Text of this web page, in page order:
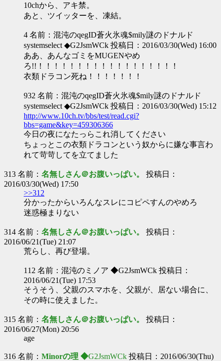
10chから、アキ禁。
あと、ツイッターを、凍結。
4 名前：混沌のqegID蒼火氷魂$mily謎のドナルド
systemselect ◆G2JsmWCk 投稿日：2016/03/30(Wed) 16:00
ああ、あんなゴミをMUGENやめ
ろ!!！！！！！！！！！！！！！！！！！！
衣類ドラコン死ね！！！！！！！
932 名前：混沌のqegID蒼火氷魂$mily謎のドナルド
systemselect ◆G2JsmWCk 投稿日：2016/03/30(Wed) 15:12
http://www.10ch.tv/bbs/test/read.cgi?
bbs=game&key=459306366
今日の夜になたっらこれ消してください
ちょっとこの衣類ドラコンという奴からに嫌な事言わ
れて苛苛してを立てました
313 名前： 名無しさん＠お腹いっぱい。 投稿日：
2016/03/30(Wed) 17:50
>>312
分かったからいろんなスレにコピペすんのやめろ
迷惑極まりない
314 名前： 名無しさん＠お腹いっぱい。 投稿日：
2016/06/21(Tue) 21:07
荒らし、再び登場。
112 名前：混沌のミノア ◆G2JsmWCk 投稿日：
2016/06/21(Tue) 17:53
そうそう、父親のスマホを、父親が、居ない場合に、
その時に使えました。
315 名前： 名無しさん＠お腹いっぱい。 投稿日：
2016/06/27(Mon) 20:56
age
316 名前： Minorの理 ◆G2JsmWCk 投稿日：2016/06/30(Thu)